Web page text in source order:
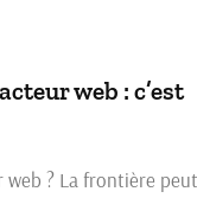
web : c’est
web ? La frontière peut